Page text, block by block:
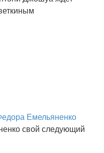
Емельяненко
свой следующий